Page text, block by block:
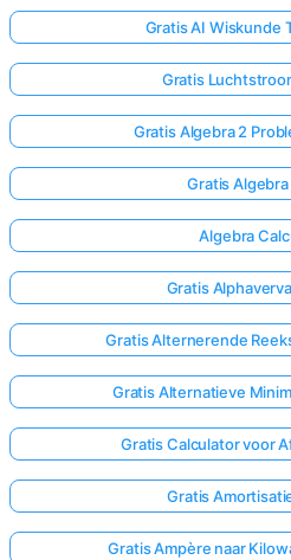
Gratis AI Wiskunde
Gratis
Gratis Algebra 2
Gratis
Algebra
Gratis
Gratis Alternerende
Gratis Alternatieve
Gratis Calculator voor
Gratis
Gratis Ampère naar